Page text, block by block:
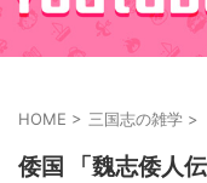
HOME > 三国志の雑学 >
倭国 「魏志倭人